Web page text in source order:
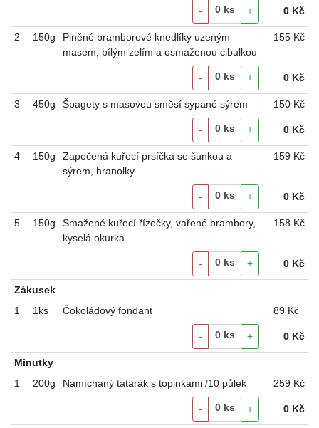
- 0 ks + 0 Kč
2 150g
Plněné bramborové knedlíky uzeným
masem, bílým zelím a osmaženou cibulkou
155 Kč
- 0 ks + 0 Kč
3 450g Špagety s masovou směsí sypané sýrem 150 Kč
- 0 ks + 0 Kč
4 150g
Zapečená kuřecí prsíčka se šunkou a
sýrem, hranolky
159 Kč
- 0 ks + 0 Kč
5 150g
Smažené kuřecí řízečky, vařené brambory,
kyselá okurka
158 Kč
- 0 ks + 0 Kč
Zákusek
1
1ks Čokoládový fondant 89 Kč
- 0 ks + 0 Kč
Minutky
1
200g Namíchaný tatarák s topinkami /10 půlek 259 Kč
- 0 ks + 0 Kč